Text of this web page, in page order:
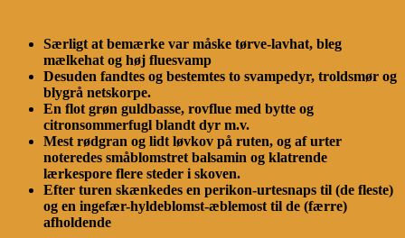
Særligt at bemærke var måske tørve-lavhat, bleg
mælkehat og høj fluesvamp
Desuden fandtes og bestemtes to svampedyr, troldsmør og
blygrå netskorpe.
En flot grøn guldbasse, rovflue med bytte og
citronsommerfugl blandt dyr m.v.
Mest rødgran og lidt løvkov på ruten, og af urter
noteredes småblomstret balsamin og klatrende
lærkespore flere steder i skoven.
Efter turen skænkedes en perikon-urtesnaps til (de fleste)
og en ingefær-hyldeblomst-æblemost til de (færre)
afholdende